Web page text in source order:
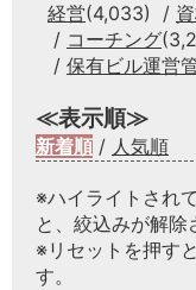
経営(4,033)
コーチング
保有ビル運営
≪表示順≫
新着順 / 人気順
※ハイライトされ
と、絞込みが解除
※リセットを押す
す。